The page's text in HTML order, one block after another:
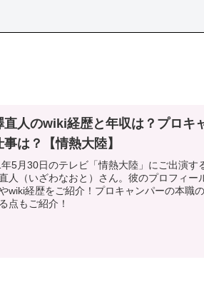
直人のwiki経歴と年収は？プロキ
事は？【情熱大陸】
5月30日のテレビ「情熱大陸」にご出演す
人（いざわなおと）さん。彼のプロフィー
wiki経歴をご紹介！プロキャンパーの本職
点もご紹介！